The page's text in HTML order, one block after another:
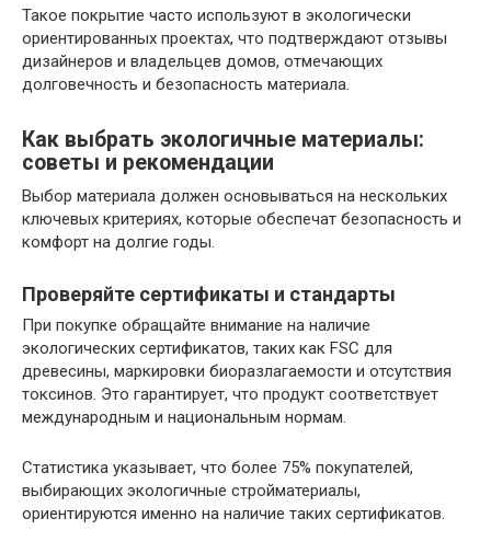
Такое покрытие часто используют в экологически
ориентированных проектах, что подтверждают отзывы
дизайнеров и владельцев домов, отмечающих
долговечность и безопасность материала.
Как выбрать экологичные материалы:
советы и рекомендации
Выбор материала должен основываться на нескольких
ключевых критериях, которые обеспечат безопасность и
комфорт на долгие годы.
Проверяйте сертификаты и стандарты
При покупке обращайте внимание на наличие
экологических сертификатов, таких как FSC для
древесины, маркировки биоразлагаемости и отсутствия
токсинов. Это гарантирует, что продукт соответствует
международным и национальным нормам.
Статистика указывает, что более 75% покупателей,
выбирающих экологичные стройматериалы,
ориентируются именно на наличие таких сертификатов.